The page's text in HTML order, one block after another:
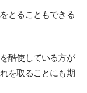
とることもできる
酷使している方が
を取ることにも期